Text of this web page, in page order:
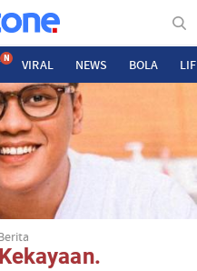
N VIRAL NEWS BOLA